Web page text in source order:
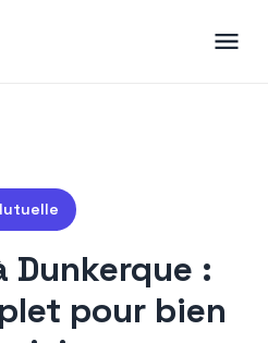
Dunkerque :
pour bien